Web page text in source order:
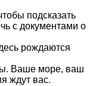
подсказать
с документами о
рождаются
Ваше море, ваш
ждут вас.